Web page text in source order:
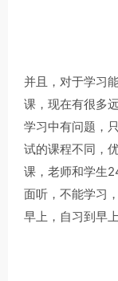
并且，对于学习
课，现在有很多
学习中有问题，
试的课程不同，
课，老师和学生
面听，不能学习
早上，自习到早上